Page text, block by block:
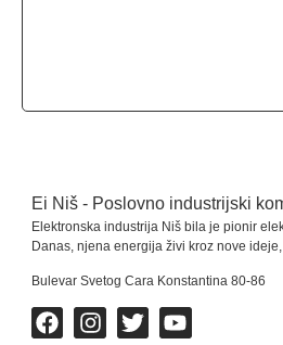
Ei Niš - Poslovno industrijski
Elektronska industrija Niš bila je pionir
Danas, njena energija živi kroz nove
Bulevar Svetog Cara Konstantina 80-86